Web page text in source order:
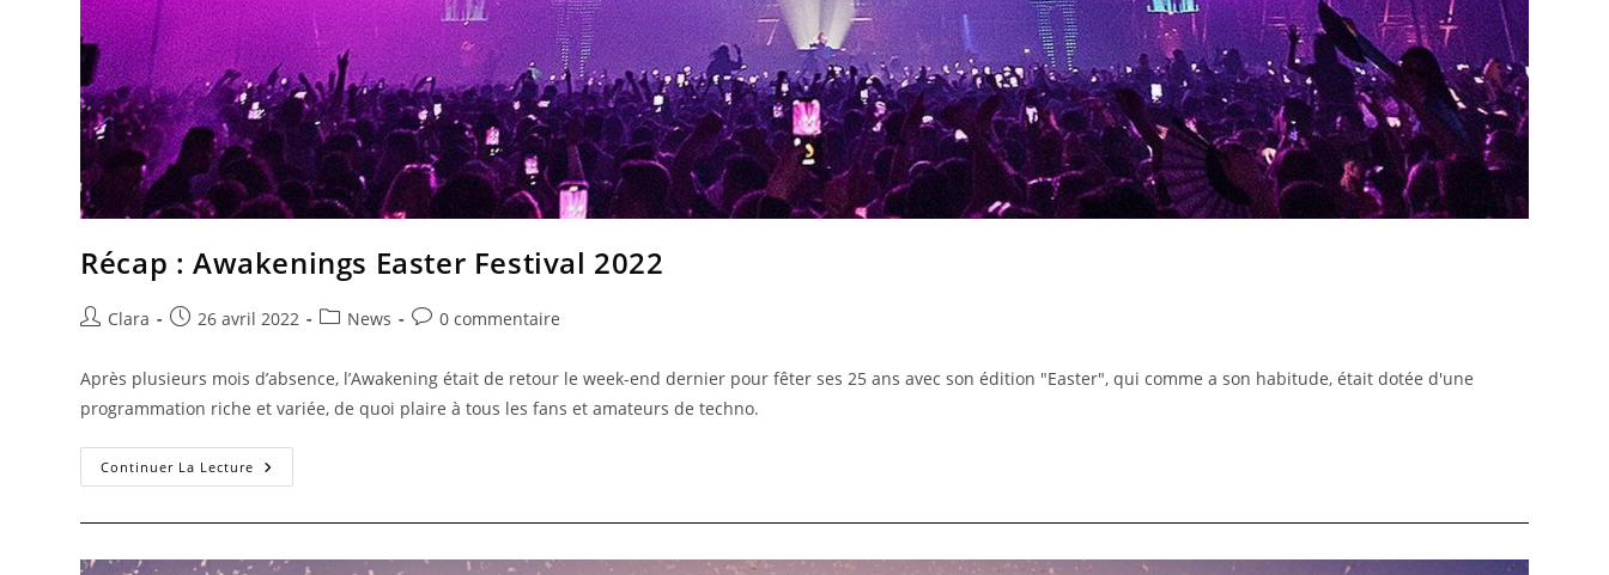
Récap : Awakenings Easter Festival 2022
Clara 26 avril 2022 News 0 commentaire
Après plusieurs mois d’absence, l’Awakening était de retour le week-end dernier pour fêter ses 25 ans avec son édition "Easter", qui comme a son habitude, était dotée d'une
programmation riche et variée, de quoi plaire à tous les fans et amateurs de techno.
Continuer La Lecture